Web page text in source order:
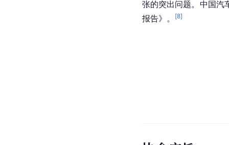
张的突出问题。中国汽
报告》。
[8]